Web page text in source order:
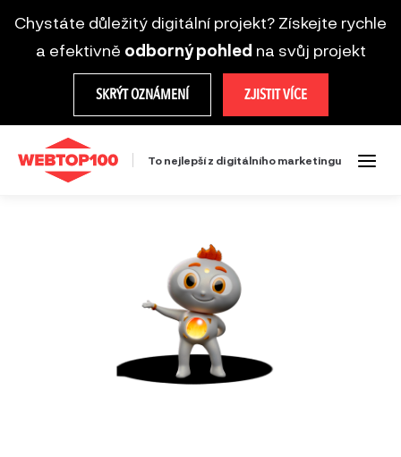
Chystáte důležitý digitální projekt? Získejte rychle
a efektivně odborný pohled na svůj projekt
SKRÝT OZNÁMENÍ ZJISTIT VÍCE
To nejlepší z digitálního marketingu